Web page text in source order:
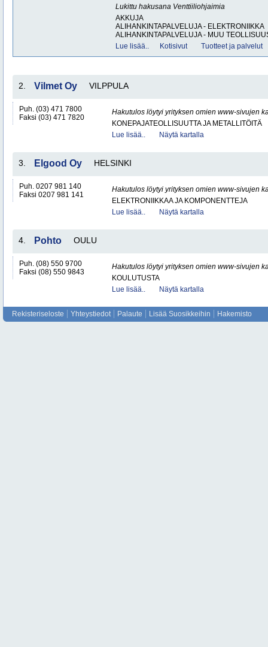
Lukittu hakusana Venttiiliohjaimia
AKKUJA
ALIHANKINTAPALVELUJA - ELEKTRONIIKKA
ALIHANKINTAPALVELUJA - MUU
Lue lisää..
Kotisivut Tuotteet ja palvelut
2. Vilmet Oy VILPPULA
Puh. (03) 471 7800
Faksi (03) 471 7820
Hakutulos löytyi yrityksen omien www-sivujen
KONEPAJATEOLLISUUTTA JA METALLITÖITÄ
Lue lisää..
Näytä kartalla
3. Elgood Oy HELSINKI
Puh. 0207 981 140
Faksi 0207 981 141
Hakutulos löytyi yrityksen omien www-sivujen
ELEKTRONIIKKAA JA KOMPONENTTEJA
Lue lisää..
Näytä kartalla
4. Pohto OULU
Puh. (08) 550 9700
Faksi (08) 550 9843
Hakutulos löytyi yrityksen omien www-sivujen
KOULUTUSTA
Lue lisää..
Näytä kartalla
Rekisteriseloste Yhteystiedot Palaute Lisää Suosikkeihin Hakemisto